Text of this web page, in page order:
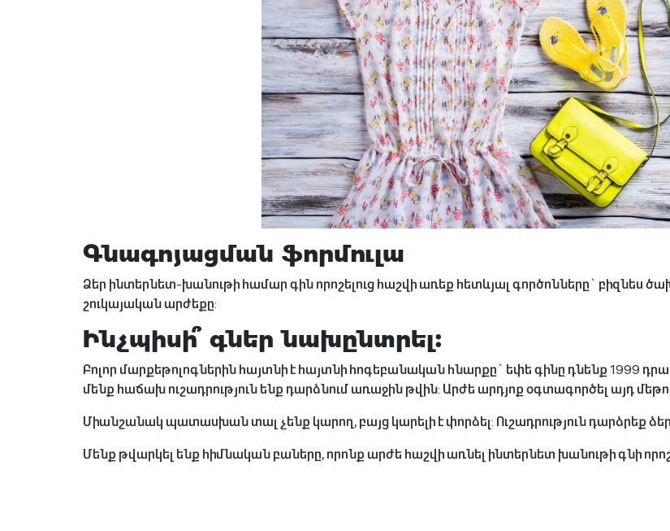
Գնագոյացման ֆորմուլա
Ձեր ինտերնետ-խանութի համար գին որոշելուց հաշվի առեք հետևյալ գործոնները` բիզնես
շուկայական արժեքը:
Ինչպիսի՞ գներ նախընտրել:
Բոլոր մարքեթոլոգներին հայտնի է հայտնի հոգեբանական հնարքը` եփե գինը դնենք 1999
մենք հաճախ ուշադրություն ենք դարձնում առաջին թվին: Արժե արդյոք օգտագործել այդ
Միանշանակ պատասխան տալ չենք կարող, բայց կարելի է փորձել: Ուշադրություն դարձրեք
Մենք թվարկել ենք հիմնական բաները, որոնք արժե հաշվի առնել ինտերնետ խանութի գնի